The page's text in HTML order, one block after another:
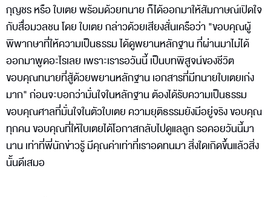
กุญชร หรือ ใบเตย พร้อมด้วยทนาย ก็ได้ออกมาให้สัมภาษณ์เปิดใจ
กับสื่อมวลชน โดย ใบเตย กล่าวด้วยเสียงสั่นเครือว่า "ขอบคุณผู้
พิพากษาที่ให้ความเป็นธรรม ได้ดูพยานหลักฐาน ที่ผ่านมาไม่ได้
ออกมาพูดอะไรเลย เพราะเรารอวันนี้ เป็นบทพิสูจน์ของชีวิต
ขอบคุณทนายที่สู้ด้วยพยานหลักฐาน เอกสารที่มีทนายใบเตยเก่ง
มาก" ก่อนจะบอกว่ามั่นใจในหลักฐาน ต้องได้รับความเป็นธรรม
ขอบคุณศาลที่มั่นใจในตัวใบเตย ความยุติธรรมยังมีอยู่จริง ขอบคุณ
ทุกคน ขอบคุณที่ให้ใบเตยได้โอกาสกลับไปดูแลลูก รอคอยวันนี้มา
นาน เท่าที่พี่นักข่าวรู้ มีคุณค่าเท่าที่เราอดทนมา สิ่งใดเกิดขึ้นแล้วสิ่ง
นั้นดีเสมอ